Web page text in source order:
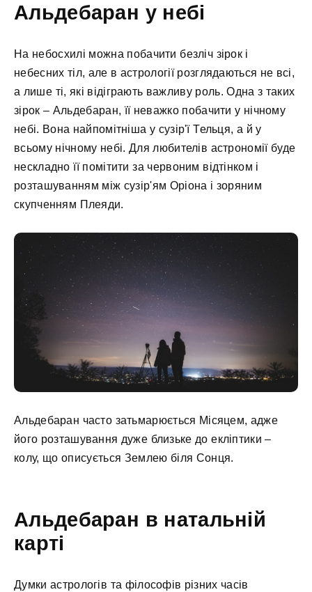
Альдебаран у небі
На небосхилі можна побачити безліч зірок і
небесних тіл, але в астрології розглядаються не всі,
а лише ті, які відіграють важливу роль. Одна з таких
зірок – Альдебаран, її неважко побачити у нічному
небі. Вона найпомітніша у сузір'ї Тельця, а й у
всьому нічному небі. Для любителів астрономії буде
нескладно її помітити за червоним відтінком і
розташуванням між сузір'ям Оріона і зоряним
скупченням Плеяди.
Альдебаран часто затьмарюється Місяцем, адже
його розташування дуже близьке до екліптики –
колу, що описується Землею біля Сонця.
Альдебаран в натальній
карті
Думки астрологів та філософів різних часів